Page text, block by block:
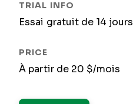
Essai gratuit de 14 jours
À partir de 20 $/mois